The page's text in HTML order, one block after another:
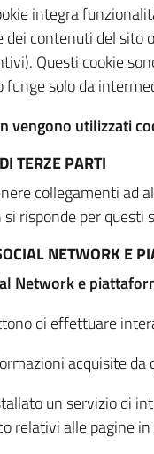
integra
contenuti del sito
Questi cookie
funge solo da
vengono utilizzati
TERZE PARTI
collegamenti ad
risponde per questi
NETWORK E
Network e
di effettuare
acquisite
un servizio di
relativi alle pagine